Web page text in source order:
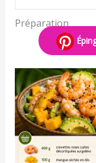
Préparation